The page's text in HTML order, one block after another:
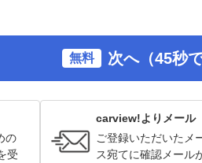
無料 次へ（45秒で
の
受
carview!よりメール
ご登録いただいたメ
ス宛てに確認メール